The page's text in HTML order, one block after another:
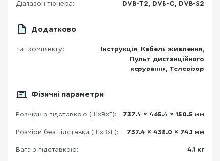
Діапазон тюнера: DVB-T2, DVB-C, DVB-S2
Додатково
Тип комплекту:
Інструкція, Кабель живлення,
Пульт дистанційного
керування, Телевізор
Фізичні параметри
Розміри з підставкою (ШхВхГ): 737.4 x 465.4 x 150.5 мм
Розміри без підставки (ШхВхГ): 737.4 x 438.0 x 74.1 мм
Вага з підставкою: 4.1 кг